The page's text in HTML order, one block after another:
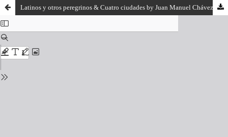
Latinos y otros peregrinos & Cuatro ciudades by Juan Manuel Chávez (2013)